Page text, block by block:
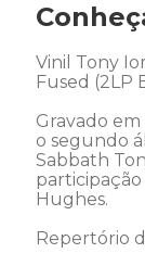
Vinil Tony
Fused (2LP
Gravado
o segundo
Sabbath
participação
Hughes.
Repertório